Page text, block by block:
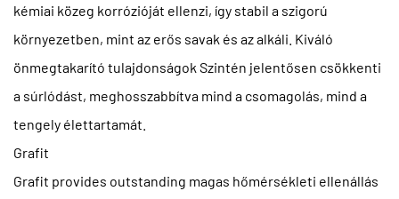
kémiai közeg korrózióját ellenzi, így stabil a szigorú
környezetben, mint az erős savak és az alkáli. Kiváló
önmegtakarító tulajdonságok Szintén jelentősen csökkenti
a súrlódást, meghosszabbítva mind a csomagolás, mind a
tengely élettartamát.
Grafit
Grafit provides outstanding magas hőmérsékleti ellenállás